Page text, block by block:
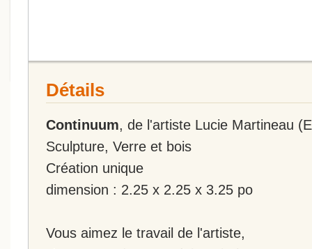
Détails
Continuum, de l'artiste Lucie Martineau
Sculpture, Verre et bois
Création unique
dimension : 2.25 x 2.25 x 3.25 po
Vous aimez le travail de l'artiste,